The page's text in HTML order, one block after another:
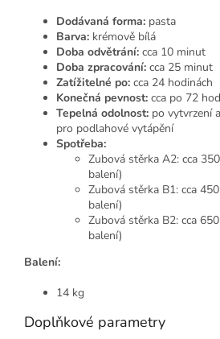
Dodávaná forma: pasta
Barva: krémově bílá
Doba odvětrání: cca 10 minut
Doba zpracování: cca 25 minut
Zatížitelné po: cca 24 hodinách
Konečná pevnost: cca po 72
Tepelná odolnost: po vytvrzení
pro podlahové vytápění
Spotřeba:
Zubová stěrka A2: cca
balení)
Zubová stěrka B1: cca
balení)
Zubová stěrka B2: cca
balení)
Balení:
14 kg
Doplňkové parametry